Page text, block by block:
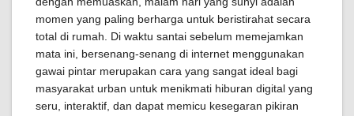
momen yang paling berharga untuk beristirahat secara
total di rumah. Di waktu santai sebelum memejamkan
mata ini, bersenang-senang di internet menggunakan
gawai pintar merupakan cara yang sangat ideal bagi
masyarakat urban untuk menikmati hiburan digital yang
seru, interaktif, dan dapat memicu kesegaran pikiran